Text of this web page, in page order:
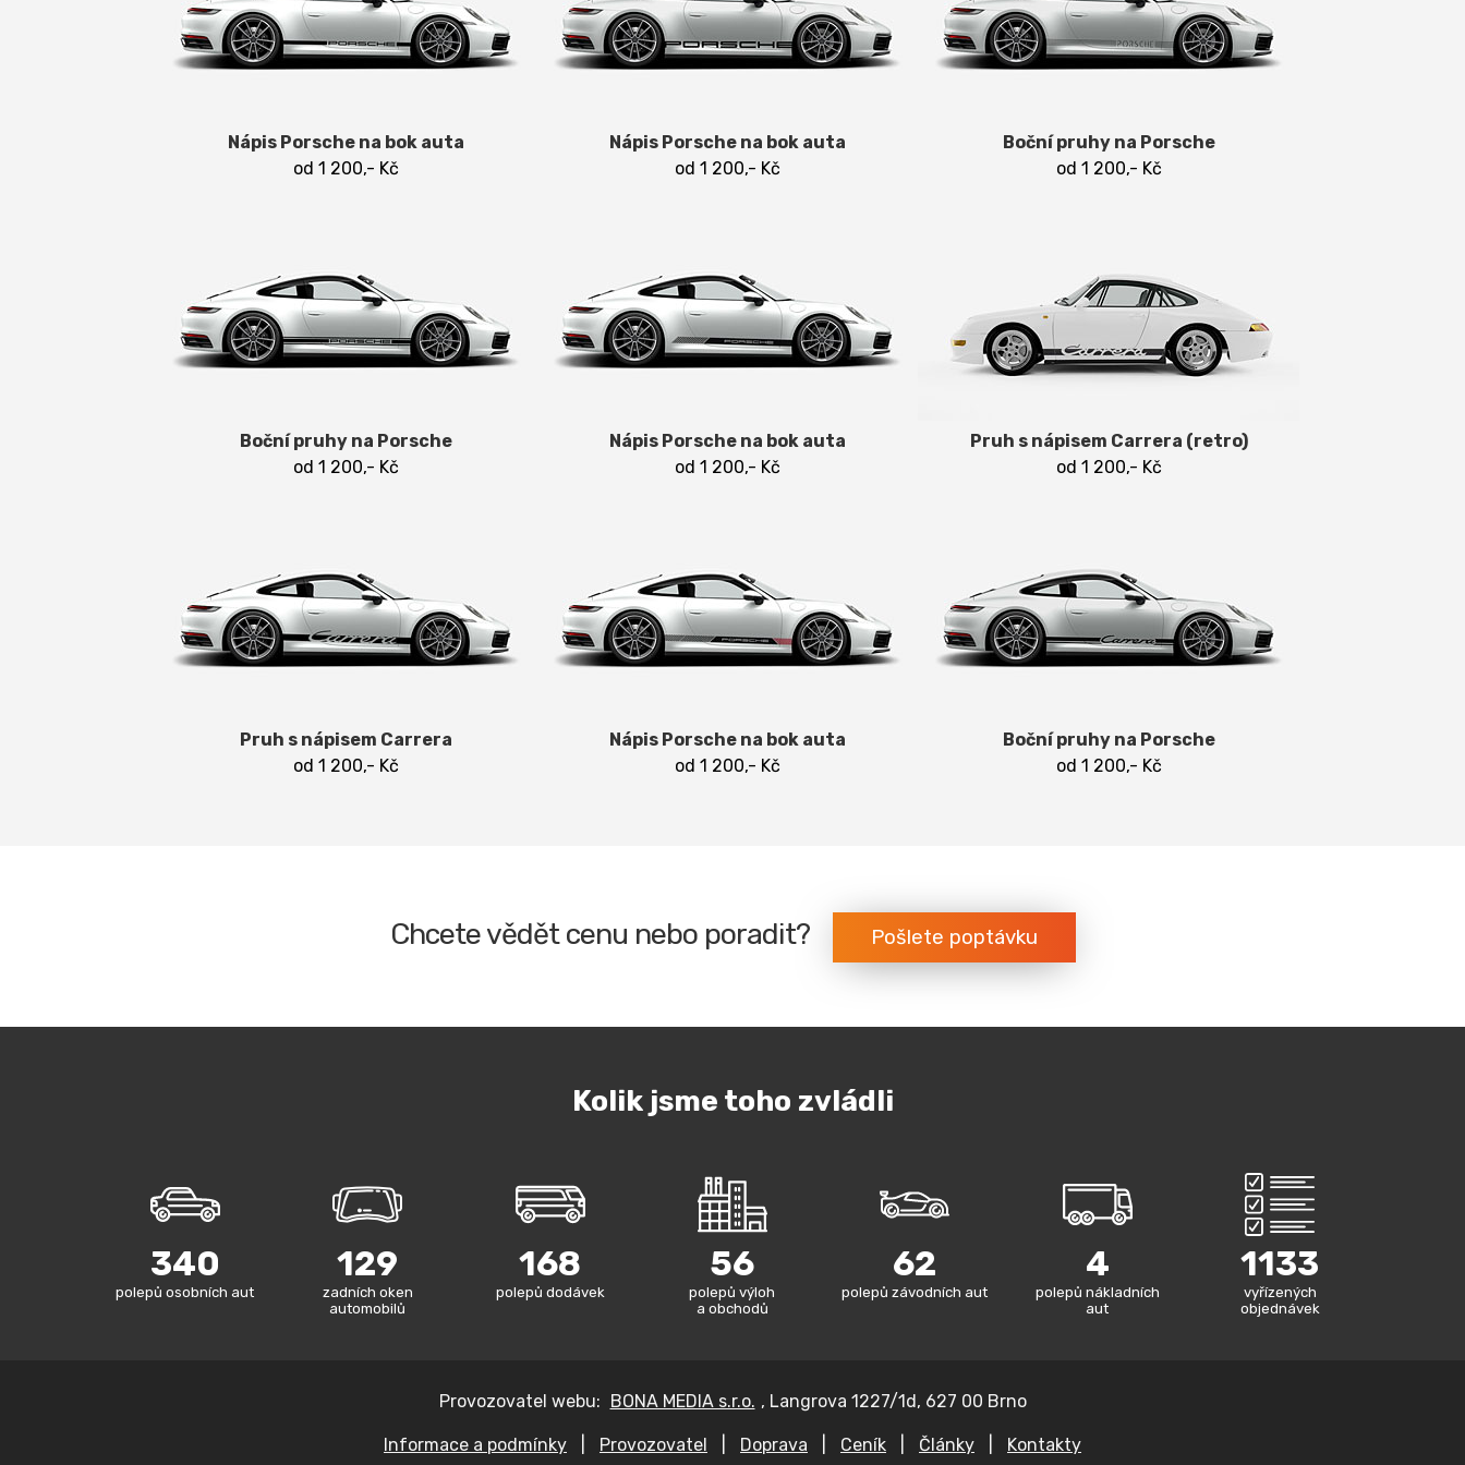
Nápis Porsche na bok auta
od 1 200,- Kč
Nápis Porsche na bok auta
od 1 200,- Kč
Boční pruhy na Porsche
od 1 200,- Kč
Boční pruhy na Porsche
od 1 200,- Kč
Nápis Porsche na bok auta
od 1 200,- Kč
Pruh s nápisem Carrera (retro)
od 1 200,- Kč
Pruh s nápisem Carrera
od 1 200,- Kč
Nápis Porsche na bok auta
od 1 200,- Kč
Boční pruhy na Porsche
od 1 200,- Kč
Chcete vědět cenu nebo poradit? Pošlete poptávku
Kolik jsme toho zvládli
340
polepů osobních aut
129
zadních oken
automobilů
168
polepů dodávek
56
polepů výloh
a obchodů
62
polepů závodních aut
4
polepů nákladních
aut
1133
vyřízených
objednávek
Provozovatel webu: BONA MEDIA s.r.o. , Langrova 1227/1d, 627 00 Brno
Informace a podmínky Provozovatel Doprava Ceník Články Kontakty